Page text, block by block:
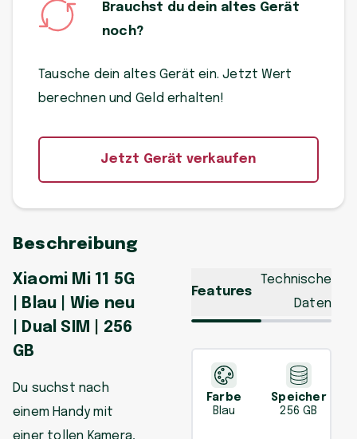
Brauchst du dein altes Gerät
noch?
Tausche dein altes Gerät ein. Jetzt Wert
berechnen und Geld erhalten!
Jetzt Gerät verkaufen
Beschreibung
Xiaomi Mi 11 5G
| Blau | Wie neu
| Dual SIM | 256
GB
Du suchst nach
einem Handy mit
einer tollen Kamera,
Features
Technische
Daten
Farbe
Blau
Speicher
256 GB